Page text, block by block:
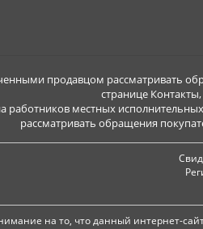
продавцом рассматривать
странице
работников местных
рассматривать обращения
на то, что данный интернет-